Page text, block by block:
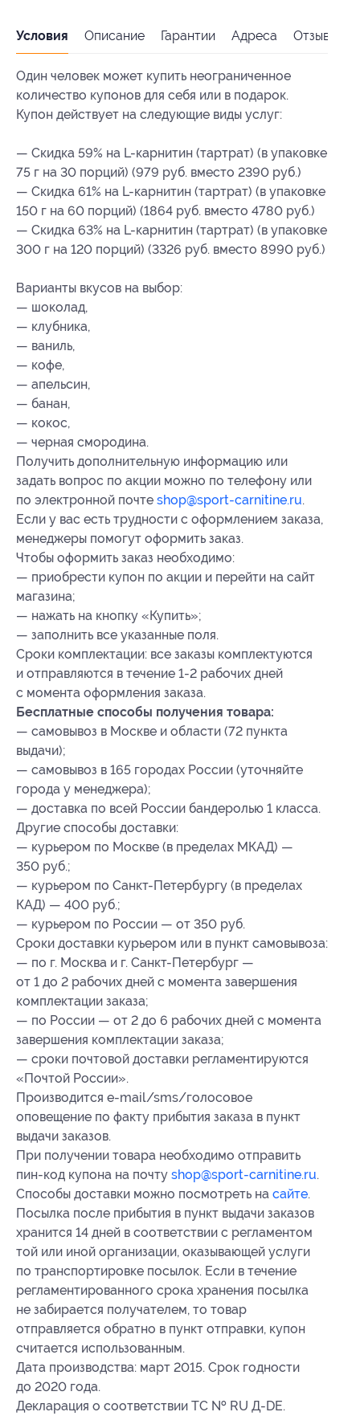
Условия Описание Гарантии Адреса Отзывы
Один человек может купить неограниченное
количество купонов для себя или в подарок.
Купон действует на следующие виды услуг:
— Скидка 59% на L-карнитин (тартрат) (в упаковке
75 г на 30 порций) (979 руб. вместо 2390 руб.)
— Скидка 61% на L-карнитин (тартрат) (в упаковке
150 г на 60 порций) (1864 руб. вместо 4780 руб.)
— Скидка 63% на L-карнитин (тартрат) (в упаковке
300 г на 120 порций) (3326 руб. вместо 8990 руб.)
Варианты вкусов на выбор:
— шоколад,
— клубника,
— ваниль,
— кофе,
— апельсин,
— банан,
— кокос,
— черная смородина.
Получить дополнительную информацию или
задать вопрос по акции можно по телефону или
по электронной почте shop@sport-carnitine.ru.
Если у вас есть трудности с оформлением заказа,
менеджеры помогут оформить заказ.
Чтобы оформить заказ необходимо:
— приобрести купон по акции и перейти на сайт
магазина;
— нажать на кнопку «Купить»;
— заполнить все указанные поля.
Сроки комплектации: все заказы комплектуются
и отправляются в течение 1-2 рабочих дней
с момента оформления заказа.
Бесплатные способы получения товара:
— самовывоз в Москве и области (72 пункта
выдачи);
— самовывоз в 165 городах России (уточняйте
города у менеджера);
— доставка по всей России бандеролью 1 класса.
Другие способы доставки:
— курьером по Москве (в пределах МКАД) —
350 руб.;
— курьером по Санкт-Петербургу (в пределах
КАД) — 400 руб.;
— курьером по России — от 350 руб.
Сроки доставки курьером или в пункт самовывоза:
— по г. Москва и г. Санкт-Петербург —
от 1 до 2 рабочих дней с момента завершения
комплектации заказа;
— по России — от 2 до 6 рабочих дней с момента
завершения комплектации заказа;
— сроки почтовой доставки регламентируются
«Почтой России».
Производится e-mail/sms/голосовое
оповещение по факту прибытия заказа в пункт
выдачи заказов.
При получении товара необходимо отправить
пин-код купона на почту shop@sport-carnitine.ru.
Способы доставки можно посмотреть на сайте.
Посылка после прибытия в пункт выдачи заказов
хранится 14 дней в соответствии с регламентом
той или иной организации, оказывающей услуги
по транспортировке посылок. Если в течение
регламентированного срока хранения посылка
не забирается получателем, то товар
отправляется обратно в пункт отправки, купон
считается использованным.
Дата производства: март 2015. Срок годности
до 2020 года.
Декларация о соответствии ТС № RU Д-DE.